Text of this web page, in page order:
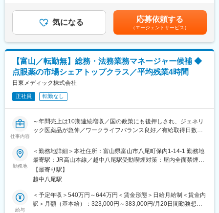
・製剤開発課の開発スケジュールの進捗管理
・スケジュール計画の作成
■配属先/部署構成
製剤開発課 ：35名
若いメンバー(20代)が多い職場です。
在籍している課長（40代）とともに、製剤開発課の全体のマネジ
メント業務をご担当いただく予定です。
■取り扱う医薬品
製剤開発部では、剤型に関わらず多様なジェネリック医薬品の開
発を行っており、固形錠剤から粉薬やOD錠、バイオシミラーまで
■福利厚生：
・社員食堂を完備し、社食を利用した昼食費の半額を会社にて負
担いたします。
利用可能）など、社員の健康や安心して働き続けられる環境に向
けたユニークな福利厚生制度が充実しています。
気になる 応募依頼する
（エージェントサービス）
【富山／転勤無】総務・法務業務マネージャー候補 ◆
点眼薬の市場シェアトップクラス／平均残業4時間
日東メディック株式会社
正社員 転勤なし
仕事内容
～年間売上は10期連続増収／国の政策にも後押しされ、ジェネリ
ック医薬品が急伸／ワークライフバランス良好／有給取得日数平
■業務内容：
会社の運営に必要な法務およびその関連する業務全般をお任せし
ます。
■業務詳細：
◎契約法務業務
勤務地
＜勤務地詳細＞本社住所：富山県富山市八尾町保内1-14-1 勤務地
最寄駅：JR高山本線／越中八尾駅受動喫煙対策：屋内全面禁煙変
更の範囲：会社の定める事業所（リモートワーク含む）
【最寄り駅】
越中八尾駅
給与
＜予定年収＞540万円～644万円＜賃金形態＞日給月給制＜賃金内
訳＞月額（基本給）：323,000円～383,000円/月20日間勤務想定